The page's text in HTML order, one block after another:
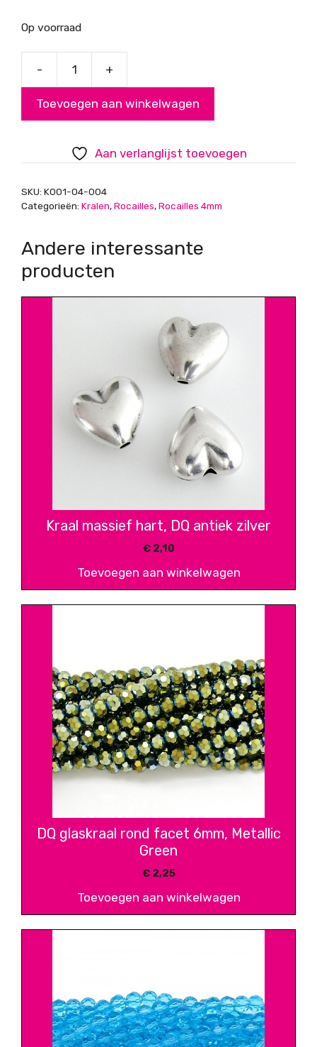
Op voorraad
-
4mm
+
Toevoegen aan winkelwagen
Aan verlanglijst toevoegen
SKU: K001-04-004
Categorieën: Kralen,Rocailles,Rocailles 4mm
Andere interessante
producten
Kraal massief hart, DQ antiek zilver
€2,10
Toevoegen aan winkelwagen
DQ glaskraal rond facet 6mm, Metallic
Green
€2,25
Toevoegen aan winkelwagen